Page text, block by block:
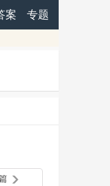
案 专题